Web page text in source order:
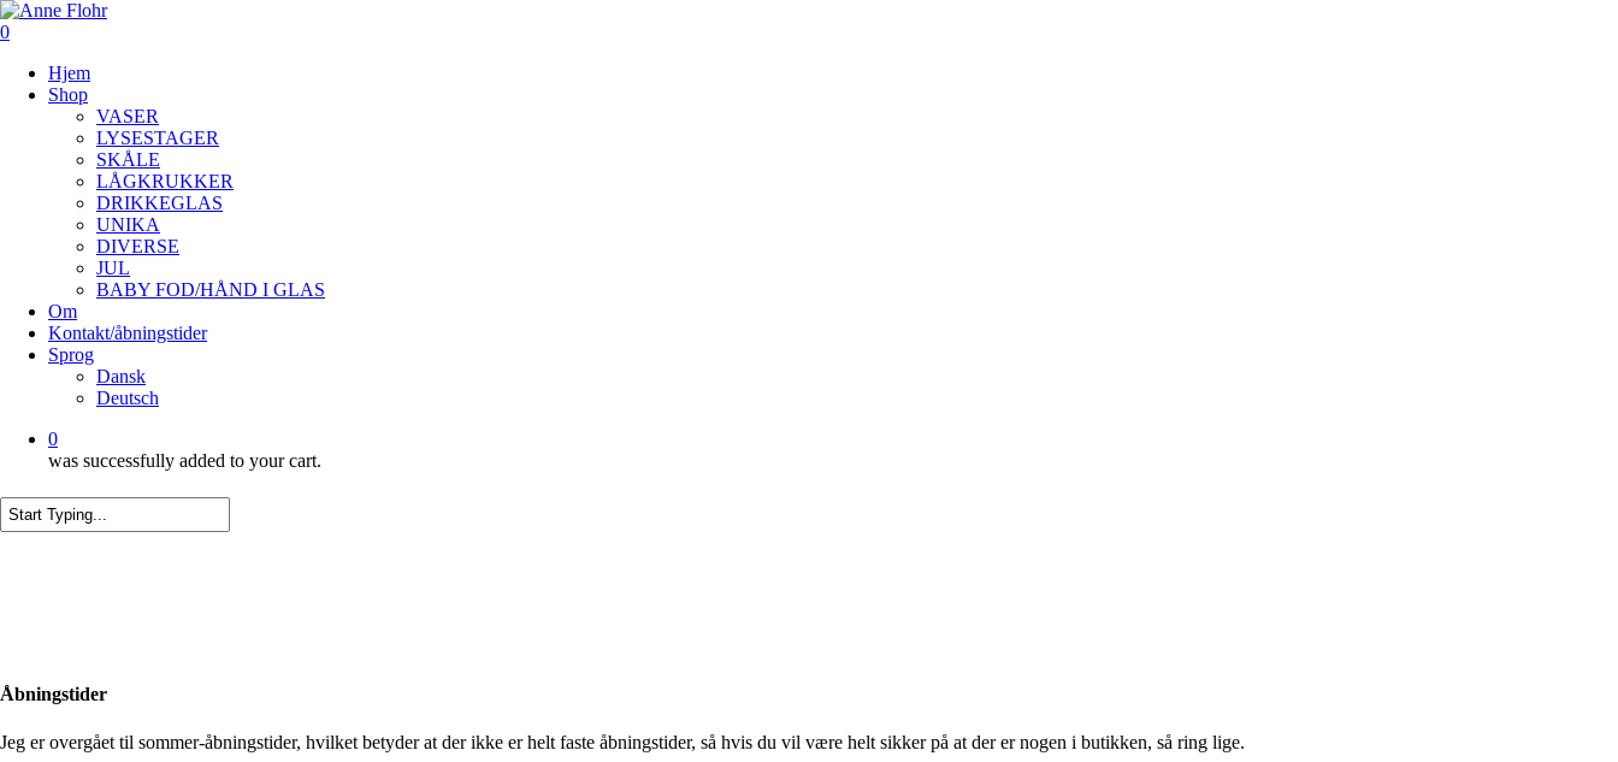
Skip
to
content
0
Hjem
Shop
VASER
LYSESTAGER
SKÅLE
LÅGKRUKKER
DRIKKEGLAS
UNIKA
DIVERSE
JUL
BABY FOD/HÅND I GLAS
Om
Kontakt/åbningstider
Sprog
Dansk
Deutsch
0
was successfully added to your cart.
Åbningstider
Jeg er overgået til sommer-åbningstider, hvilket betyder at der ikke er helt faste åbningstider, så hvis du vil være helt sikker på at der er nogen i butikken, så ring lige.